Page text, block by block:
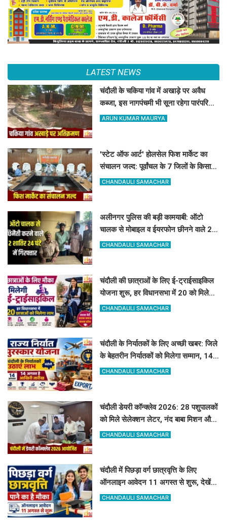
LATEST NEWS
चंदौली के चकिया गांव में अखाड़े पर अवैध
कब्जा, इस नागपंचमी भी सूना रहेगा पारंपरिक
खेल का मैदान
ARUN KUMAR MAURYA
'स्टेट ऑफ आर्ट' होलसेल फिश मार्केट का
संचालन जल्द: पूर्वांचल के 7 जिलों के किसान
जुड़ेंगे चंदौली फिश मार्केट से
CHANDAULI SAMACHAR
अलीनगर पुलिस की बड़ी कामयाबी: ऑटो
चालक से मोबाइल व ईयरफोन छीनने वाले 2
अभियुक्त 24 घंटे में गिरफ्तार
CHANDAULI SAMACHAR
चंदौली की छात्राओं के लिए ई-ट्राईसाइकिल
योजना शुरू, हर विधानसभा में 20 को मिलेगा
लाभ
CHANDAULI SAMACHAR
चंदौली के निर्यातकों के लिए अच्छी खबर: जिले
के बेहतरीन निर्यातकों को मिलेगा सम्मान, 14
अगस्त तक करें आवेदन
CHANDAULI SAMACHAR
चंदौली डेयरी कॉन्क्लेव 2026: 28 पशुपालकों
को मिले सेलेक्शन लेटर, नंद बाबा मिशन और
स्वदेशी गौ-संवर्धन योजना के लिए दिए गए
CHANDAULI SAMACHAR
चंदौली में पिछड़ा वर्ग छात्रवृत्ति के लिए
ऑनलाइन आवेदन 11 अगस्त से शुरू, देखें
पूरा शेड्यूल
CHANDAULI SAMACHAR